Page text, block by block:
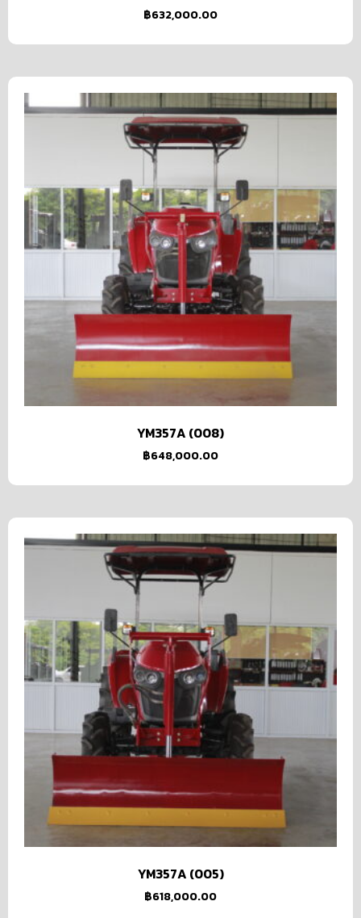
฿632,000.00
YM357A (008)
฿648,000.00
YM357A (005)
฿618,000.00